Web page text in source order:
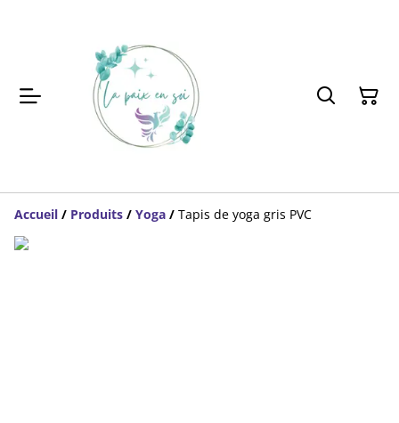
Accueil / Produits / Yoga / Tapis de yoga gris PVC